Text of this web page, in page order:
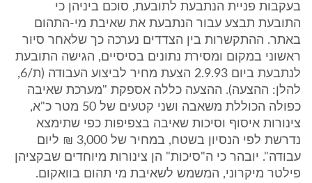
בעקבות פניית הנתבעת לתובעת, סוכם ביניהן כי
התובעת תבצע עבור הנתבעת את שאיבת מי-התהום
באתר. ההתקשרות בין הצדדים נערכה כך שלאחר סיור
ראשוני במקום ומסירת נתונים בסיסיים, הגישה התובעת
לנתבעת ביום 2.9.93 הצעת מחיר לביצוע העבודה (ת/6,
להלן: ההצעה). ההצעה כללה אספקת "מערכת שאיבה
כפולה הכוללת משאבה ושני קטעים של 50 מטר כ"א,
צינורות איסוף וסיכות שאיבה בצפיפות כפי שתימצא
נדרשת לפי הנסיון בשטח, במחיר של 3,000 ₪ ליום
עבודה". יובהר כי ה"סיכות" הן צינורות מיוחדים שבקציהן
פילטר מיקרוני, המשמש לשאיבת מי תהום בוואקום.